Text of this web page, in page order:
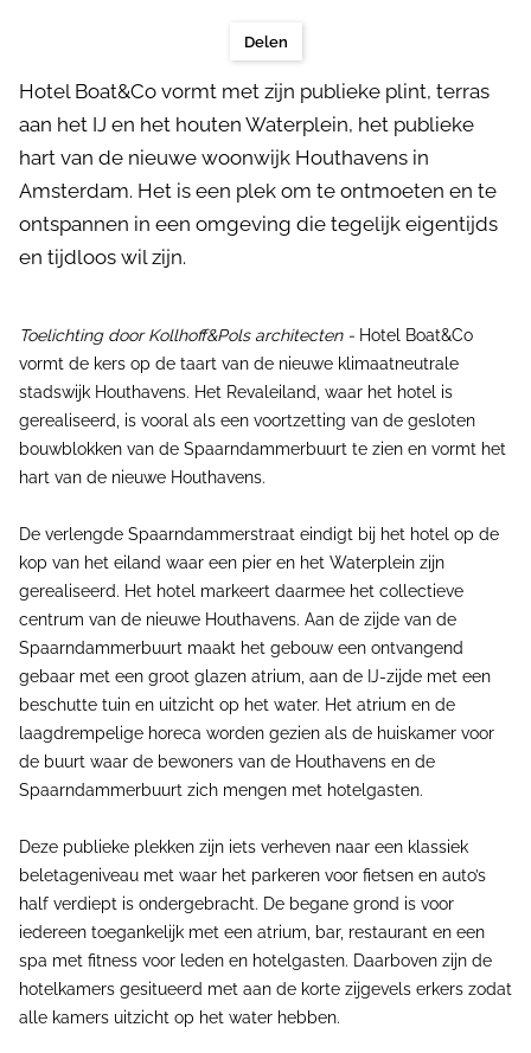
Delen
Hotel Boat&Co vormt met zijn publieke plint, terras
aan het IJ en het houten Waterplein, het publieke
hart van de nieuwe woonwijk Houthavens in
Amsterdam. Het is een plek om te ontmoeten en te
ontspannen in een omgeving die tegelijk eigentijds
en tijdloos wil zijn.
Toelichting door Kollhoff&Pols architecten - Hotel Boat&Co
vormt de kers op de taart van de nieuwe klimaatneutrale
stadswijk Houthavens. Het Revaleiland, waar het hotel is
gerealiseerd, is vooral als een voortzetting van de gesloten
bouwblokken van de Spaarndammerbuurt te zien en vormt het
hart van de nieuwe Houthavens.
De verlengde Spaarndammerstraat eindigt bij het hotel op de
kop van het eiland waar een pier en het Waterplein zijn
gerealiseerd. Het hotel markeert daarmee het collectieve
centrum van de nieuwe Houthavens. Aan de zijde van de
Spaarndammerbuurt maakt het gebouw een ontvangend
gebaar met een groot glazen atrium, aan de IJ-zijde met een
beschutte tuin en uitzicht op het water. Het atrium en de
laagdrempelige horeca worden gezien als de huiskamer voor
de buurt waar de bewoners van de Houthavens en de
Spaarndammerbuurt zich mengen met hotelgasten.
Deze publieke plekken zijn iets verheven naar een klassiek
beletageniveau met waar het parkeren voor fietsen en auto’s
half verdiept is ondergebracht. De begane grond is voor
iedereen toegankelijk met een atrium, bar, restaurant en een
spa met fitness voor leden en hotelgasten. Daarboven zijn de
hotelkamers gesitueerd met aan de korte zijgevels erkers zodat
alle kamers uitzicht op het water hebben.